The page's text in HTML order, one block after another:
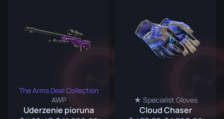
The Arms Deal Collection
AWP
Uderzenie pioruna
★ Specialist Gloves
Cloud Chaser